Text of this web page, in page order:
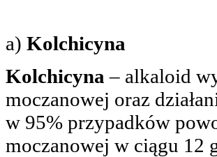
a) Kolchicyna
Kolchicyna ­– alkaloid
moczanowej oraz
w 95% przypadków
moczanowej w ciągu 12